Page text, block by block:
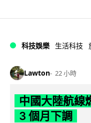
科技娛樂 生活科技
Lawton 22 小時
中國大陸航線
3 個月下調